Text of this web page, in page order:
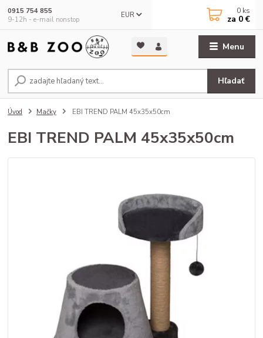
Menu
EUR
Hľadať
0915 754 855
9-12h - e-mail nonstop
0 ks
za 0 €
Úvod Mačky EBI TREND PALM 45x35x50cm
EBI TREND PALM 45x35x50cm